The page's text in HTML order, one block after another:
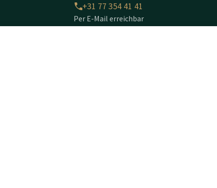
+31 77 354 41 41
Per E-Mail erreichbar